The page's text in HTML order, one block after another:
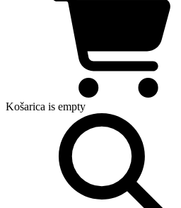
Košarica is empty